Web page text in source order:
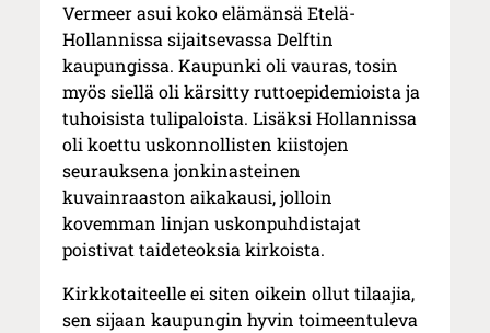
Vermeer asui koko elämänsä Etelä-
Hollannissa sijaitsevassa Delftin
kaupungissa. Kaupunki oli vauras, tosin
myös siellä oli kärsitty ruttoepidemioista ja
tuhoisista tulipaloista. Lisäksi Hollannissa
oli koettu uskonnollisten kiistojen
seurauksena jonkinasteinen
kuvainraaston aikakausi, jolloin
kovemman linjan uskonpuhdistajat
poistivat taideteoksia kirkoista.
Kirkkotaiteelle ei siten oikein ollut tilaajia,
sen sijaan kaupungin hyvin toimeentuleva